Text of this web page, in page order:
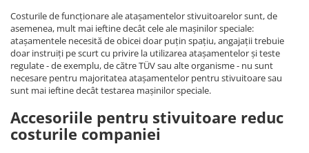
Costurile de funcționare ale atașamentelor stivuitoarelor sunt, de
asemenea, mult mai ieftine decât cele ale mașinilor speciale:
atașamentele necesită de obicei doar puțin spațiu, angajații trebuie
doar instruiți pe scurt cu privire la utilizarea atașamentelor și teste
regulate - de exemplu, de către TÜV sau alte organisme - nu sunt
necesare pentru majoritatea atașamentelor pentru stivuitoare sau
sunt mai ieftine decât testarea mașinilor speciale.
Accesoriile pentru stivuitoare reduc
costurile companiei